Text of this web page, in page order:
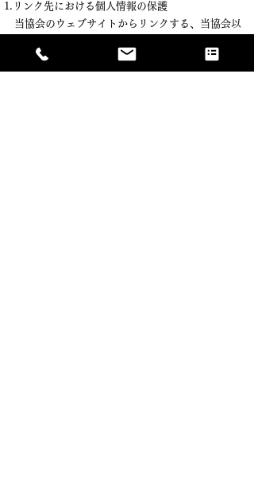
1.リンク先における個人情報の保護
当協会のウェブサイトからリンクする、当協会以
情報の取扱いについては、当協会は責任を負うこと